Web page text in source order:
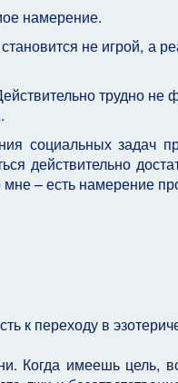
намерение.
не игрой, а
трудно не
социальных задач
действительно
– есть намерение
к переходу в
Когда имеешь цель,